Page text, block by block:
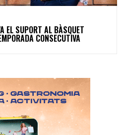
EL SUPORT AL BÀSQUET
CONSECUTIVA